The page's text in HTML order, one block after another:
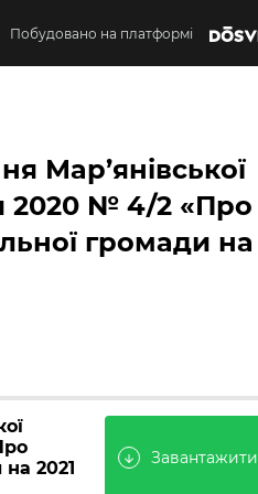
Побудовано на платформі
Мар’янівської
2020 № 4/2 «Про
громади на
2021
arrow_downward Завантажити